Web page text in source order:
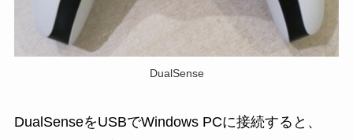
DualSense
DualSenseをUSBでWindows PCに接続すると、